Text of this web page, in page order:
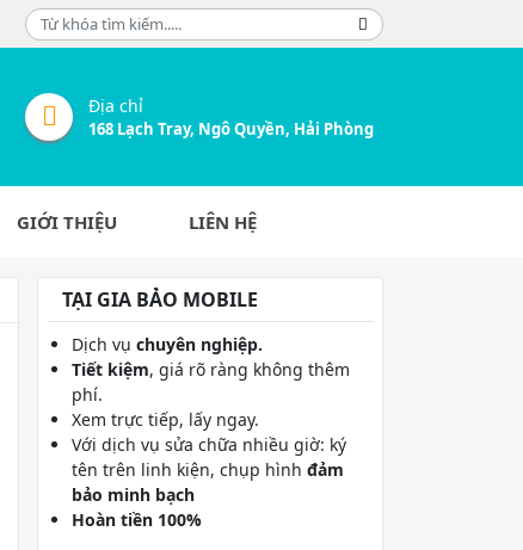
Địa chỉ
168 Lạch Tray, Ngô Quyền, Hải Phòng
GIỚI THIỆU LIÊN HỆ
TẠI GIA BẢO MOBILE
Dịch vụ chuyên nghiệp.
Tiết kiệm, giá rõ ràng không thêm
phí.
Xem trực tiếp, lấy ngay.
Với dịch vụ sửa chữa nhiều giờ: ký
tên trên linh kiện, chụp hình đảm
bảo minh bạch
Hoàn tiền 100%